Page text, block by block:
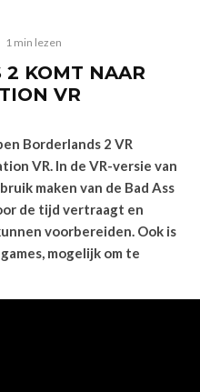
1 min lezen
2 KOMT NAAR
VR
Borderlands 2 VR
VR. In de VR-versie van
maken van de Bad Ass
de tijd vertraagt en
voorbereiden. Ook is
mogelijk om te